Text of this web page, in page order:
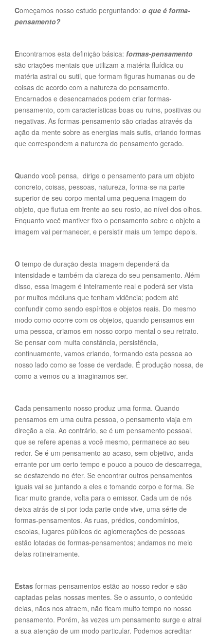
Começamos nosso estudo perguntando: o que é forma-
pensamento?
Encontramos esta definição básica: formas-pensamento
são criações mentais que utilizam a matéria fluídica ou
matéria astral ou sutil, que formam figuras humanas ou de
coisas de acordo com a natureza do pensamento.
Encarnados e desencarnados podem criar formas-
pensamento, com características boas ou ruins, positivas ou
negativas. As formas-pensamento são criadas através da
ação da mente sobre as energias mais sutis, criando formas
que correspondem a natureza do pensamento gerado.
Quando você pensa, dirige o pensamento para um objeto
concreto, coisas, pessoas, natureza, forma-se na parte
superior de seu corpo mental uma pequena imagem do
objeto, que flutua em frente ao seu rosto, ao nível dos olhos.
Enquanto você mantiver fixo o pensamento sobre o objeto a
imagem vai permanecer, e persistir mais um tempo depois.
O tempo de duração desta imagem dependerá da
intensidade e também da clareza do seu pensamento. Além
disso, essa imagem é inteiramente real e poderá ser vista
por muitos médiuns que tenham vidência; podem até
confundir como sendo espíritos e objetos reais. Do mesmo
modo como ocorre com os objetos, quando pensamos em
uma pessoa, criamos em nosso corpo mental o seu retrato.
Se pensar com muita constância, persistência,
continuamente, vamos criando, formando esta pessoa ao
nosso lado como se fosse de verdade. É produção nossa, de
como a vemos ou a imaginamos ser.
Cada pensamento nosso produz uma forma. Quando
pensamos em uma outra pessoa, o pensamento viaja em
direção a ela. Ao contrário, se é um pensamento pessoal,
que se refere apenas a você mesmo, permanece ao seu
redor. Se é um pensamento ao acaso, sem objetivo, anda
errante por um certo tempo e pouco a pouco de descarrega,
se desfazendo no éter. Se encontrar outros pensamentos
iguais vai se juntando a eles e tomando corpo e forma. Se
ficar muito grande, volta para o emissor. Cada um de nós
deixa atrás de si por toda parte onde vive, uma série de
formas-pensamentos. As ruas, prédios, condomínios,
escolas, lugares públicos de aglomerações de pessoas
estão lotadas de formas-pensamentos; andamos no meio
delas rotineiramente.
Estas formas-pensamentos estão ao nosso redor e são
captadas pelas nossas mentes. Se o assunto, o conteúdo
delas, nãos nos atraem, não ficam muito tempo no nosso
pensamento. Porém, às vezes um pensamento surge e atrai
a sua atenção de um modo particular. Podemos acreditar